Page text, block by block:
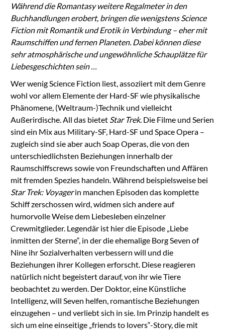
Während die Romantasy weitere Regalmeter in den
Buchhandlungen erobert, bringen die wenigstens Science
Fiction mit Romantik und Erotik in Verbindung – eher mit
Raumschiffen und fernen Planeten. Dabei können diese
sehr atmosphärische und ungewöhnliche Schauplätze für
Liebesgeschichten sein …
Wer wenig Science Fiction liest, assoziiert mit dem Genre
wohl vor allem Elemente der Hard-SF wie physikalische
Phänomene, (Weltraum-)Technik und vielleicht
Außerirdische. All das bietet Star Trek. Die Filme und Serien
sind ein Mix aus Military-SF, Hard-SF und Space Opera –
zugleich sind sie aber auch Soap Operas, die von den
unterschiedlichsten Beziehungen innerhalb der
Raumschiffscrews sowie von Freundschaften und Affären
mit fremden Spezies handeln. Während beispielsweise bei
Star Trek: Voyagerin manchen Episoden das komplette
Schiff zerschossen wird, widmen sich andere auf
humorvolle Weise dem Liebesleben einzelner
Crewmitglieder. Legendär ist hier die Episode „Liebe
inmitten der Sterne“, in der die ehemalige Borg Seven of
Nine ihr Sozialverhalten verbessern will und die
Beziehungen ihrer Kollegen erforscht. Diese reagieren
natürlich nicht begeistert darauf, von ihr wie Tiere
beobachtet zu werden. Der Doktor, eine Künstliche
Intelligenz, will Seven helfen, romantische Beziehungen
einzugehen – und verliebt sich in sie. Im Prinzip handelt es
sich um eine einseitige „friends to lovers“-Story, die mit